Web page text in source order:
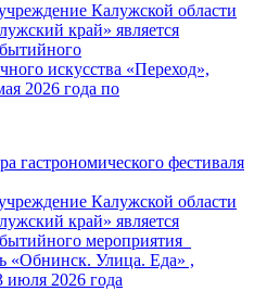
Калужской области
край» является
искусства «Переход»,
2026 года по
гастрономического фестиваля
Калужской области
край» является
мероприятия
«Обнинск. Улица. Еда» ,
июля 2026 года